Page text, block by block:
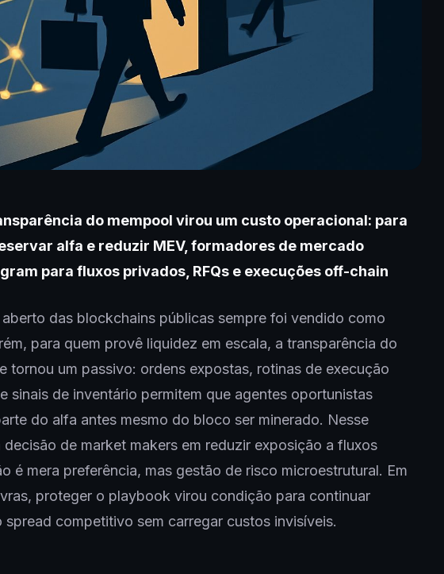
do mempool virou um custo operacional: para
alfa e reduzir MEV, formadores de mercado
para fluxos privados, RFQs e execuções off-chain
aberto das blockchains públicas sempre foi vendido como
para quem provê liquidez em escala, a transparência do
tornou um passivo: ordens expostas, rotinas de execução
sinais de inventário permitem que agentes oportunistas
do alfa antes mesmo do bloco ser minerado. Nesse
de market makers em reduzir exposição a fluxos
é mera preferência, mas gestão de risco microestrutural. Em
proteger o playbook virou condição para continuar
spread competitivo sem carregar custos invisíveis.